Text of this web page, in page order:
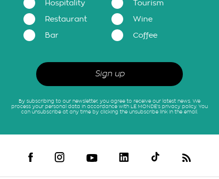
Hospitality Tourism
Restaurant Wine
Bar Coffee
By subscribing to our newsletter, you agree to receive our latest news. We
process your personal data in accordance with LE MONDE's privacy policy. You
can unsubscribe at any time by clicking the unsubscribe link in the email.